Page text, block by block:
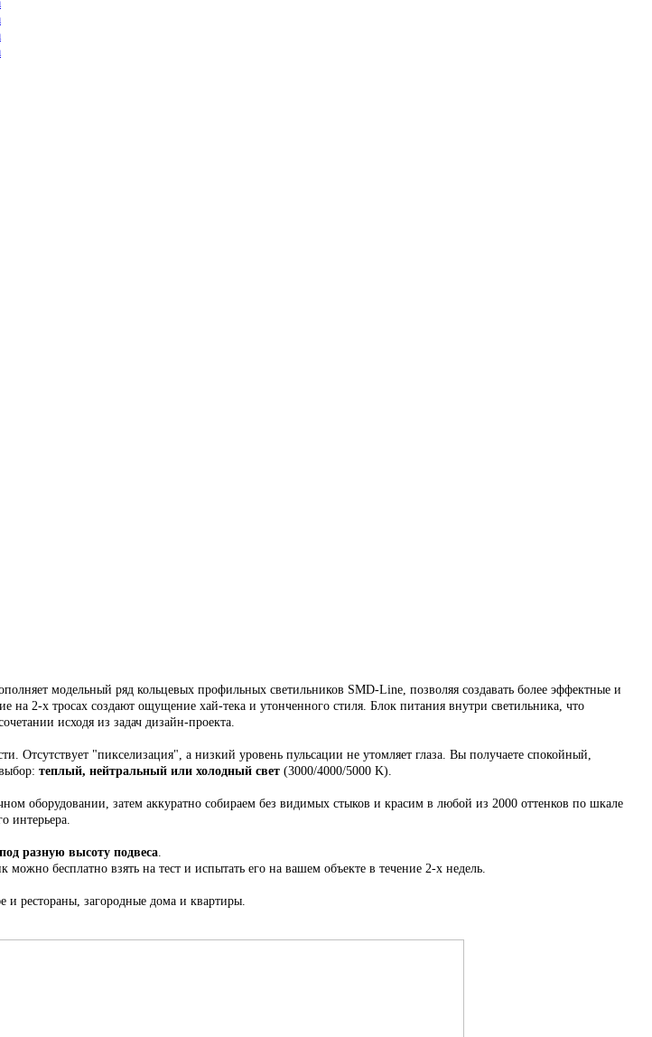
модельный ряд кольцевых профильных светильников SMD-Line, позволяя создавать более эффектные и
на 2-х тросах создают ощущение хай-тека и утонченного стиля. Блок питания внутри светильника, что
исходя из задач дизайн-проекта.
Отсутствует "пикселизация", а низкий уровень пульсации не утомляет глаза. Вы получаете спокойный,
теплый, нейтральный или холодный свет (3000/4000/5000 K).
оборудовании, затем аккуратно собираем без видимых стыков и красим в любой из 2000 оттенков по шкале
интерьера.
разную высоту подвеса.
можно бесплатно взять на тест и испытать его на вашем объекте в течение 2-х недель.
рестораны, загородные дома и квартиры.